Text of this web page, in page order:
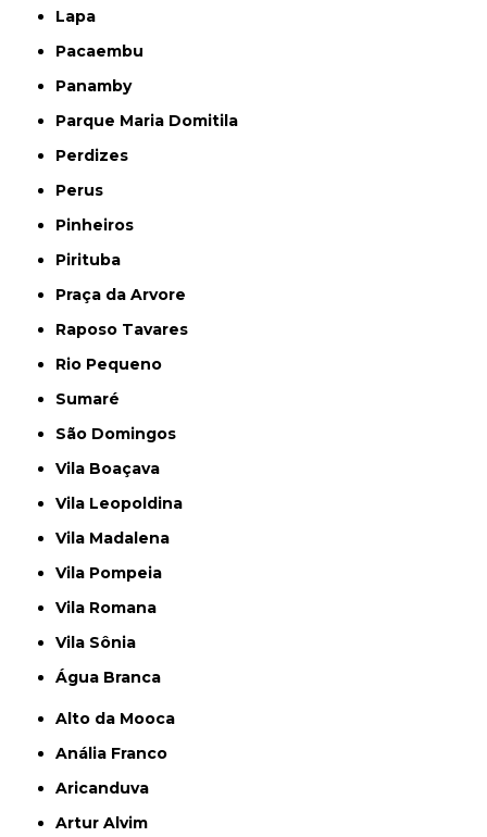
Lapa
Pacaembu
Panamby
Parque Maria Domitila
Perdizes
Perus
Pinheiros
Pirituba
Praça da Arvore
Raposo Tavares
Rio Pequeno
Sumaré
São Domingos
Vila Boaçava
Vila Leopoldina
Vila Madalena
Vila Pompeia
Vila Romana
Vila Sônia
Água Branca
Alto da Mooca
Anália Franco
Aricanduva
Artur Alvim